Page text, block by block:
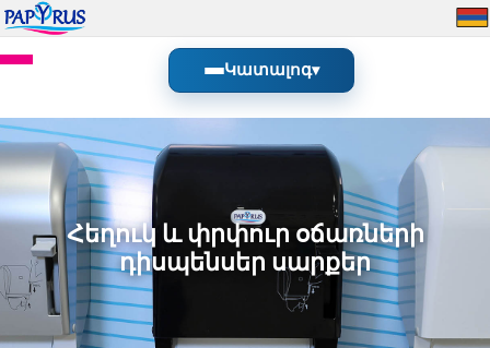
Կատալոգ▾
Հեղուկ և փրփուր օճառների
դիսպենսեր սարքեր